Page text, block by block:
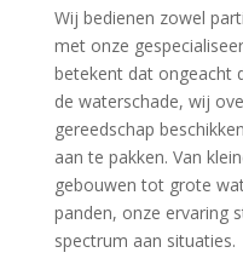
Wij bedienen zowel
met onze
betekent dat ongeacht
de waterschade, wij
gereedschap
aan te pakken.​ Van
gebouwen tot grote
panden, onze ervaring
spectrum aan situaties.​